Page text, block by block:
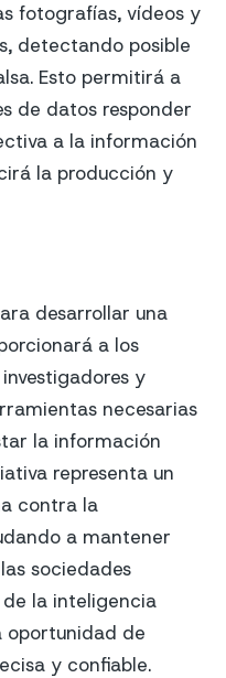
fotografías, vídeos y
detectando posible
Esto permitirá a
de datos responder
a la información
la producción y
desarrollar una
a los
y
necesarias
la información
representa un
contra la
a mantener
sociedades
la inteligencia
oportunidad de
y confiable.